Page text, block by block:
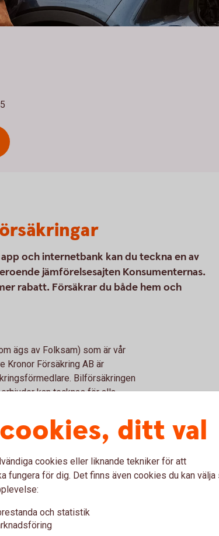
och internetbank kan du teckna en av
jämförelsesajten Konsumenternas.
rabatt. Försäkrar du både hem och
ägs av Folksam) som är vår
Kronor Försäkring AB är
Bilförsäkringen
kan tecknas för alla
ditt val
cookies eller liknande tekniker för att
fungera för dig. Det finns även cookies du kan välja
och statistik